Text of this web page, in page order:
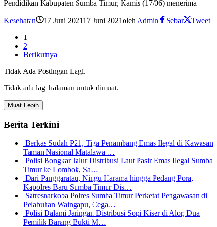
Pendidikan Kabupaten Sumba Timur, Kamis (17/06) menerima
Kesehatan 17 Juni 202117 Juni 2021oleh Admin Sebar
Tweet
1
2
Berikutnya
Tidak Ada Postingan Lagi.
Tidak ada lagi halaman untuk dimuat.
Muat Lebih
Berita Terkini
Berkas Sudah P21, Tiga Penambang Emas Ilegal di Kawasan
Taman Nasional Matalawa …
Polisi Bongkar Jalur Distribusi Laut Pasir Emas Ilegal Sumba
Timur ke Lombok, Sa…
Dari Panggaratau, Ningu Harama hingga Pedang Pora,
Kapolres Baru Sumba Timur Dis…
Satresnarkoba Polres Sumba Timur Perketat Pengawasan di
Pelabuhan Waingapu, Cega…
Polisi Dalami Jaringan Distribusi Sopi Kiser di Alor, Dua
Pemilik Barang Bukti M…